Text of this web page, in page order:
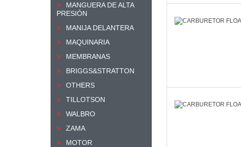
MANGUERA DE ALTA
PRESIÓN
MANIJA DELANTERA
MAQUINARIA
MEMBRANAS
BRIGGS&STRATTON
OTHERS
TILLOTSON
WALBRO
ZAMA
MOTOR